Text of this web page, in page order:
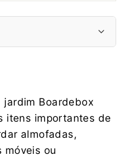
Z O.O.
Rybarzowice
Z O.O.
Rybarzowice
jardim Boardebox
itens importantes de
almofadas,
móveis ou